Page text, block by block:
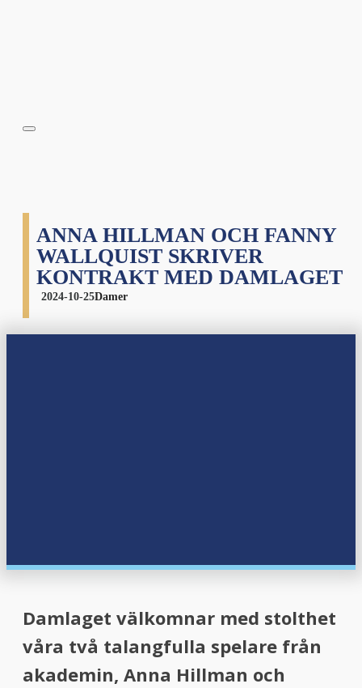
ANNA HILLMAN OCH FANNY
WALLQUIST SKRIVER
KONTRAKT MED DAMLAGET
2024-10-25Damer
Damlaget välkomnar med stolthet
våra två talangfulla spelare från
akademin, Anna Hillman och